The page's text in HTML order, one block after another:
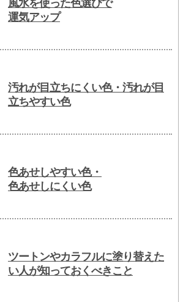
風水を使った色選びで
運気アップ
汚れが目立ちにくい色・汚れが目
立ちやすい色
色あせしやすい色・
色あせしにくい色
ツートンやカラフルに塗り替えた
い人が知っておくべきこと